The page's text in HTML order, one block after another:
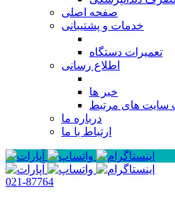
صفحه اصلی
خدمات و پشتیبانی
تعمیرات دستگاه
اطلاع رسانی
خبر ها
سایت های مرتبط
درباره ما
ارتباط با ما
021-87764